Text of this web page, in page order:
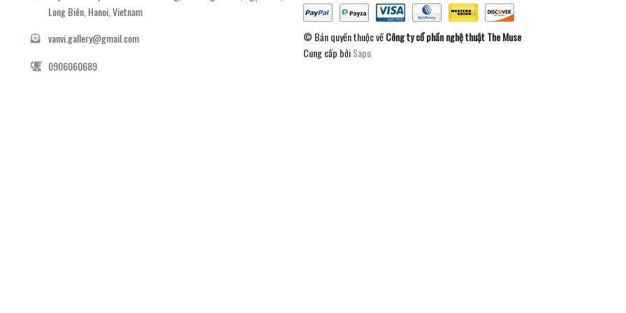
Long Biên, Hanoi, Vietnam
vanvi.gallery@gmail.com
0906060689
© Bản quyền thuộc vềCông ty cổ phần nghệ thuật The Muse
Cung cấp bởiSapo